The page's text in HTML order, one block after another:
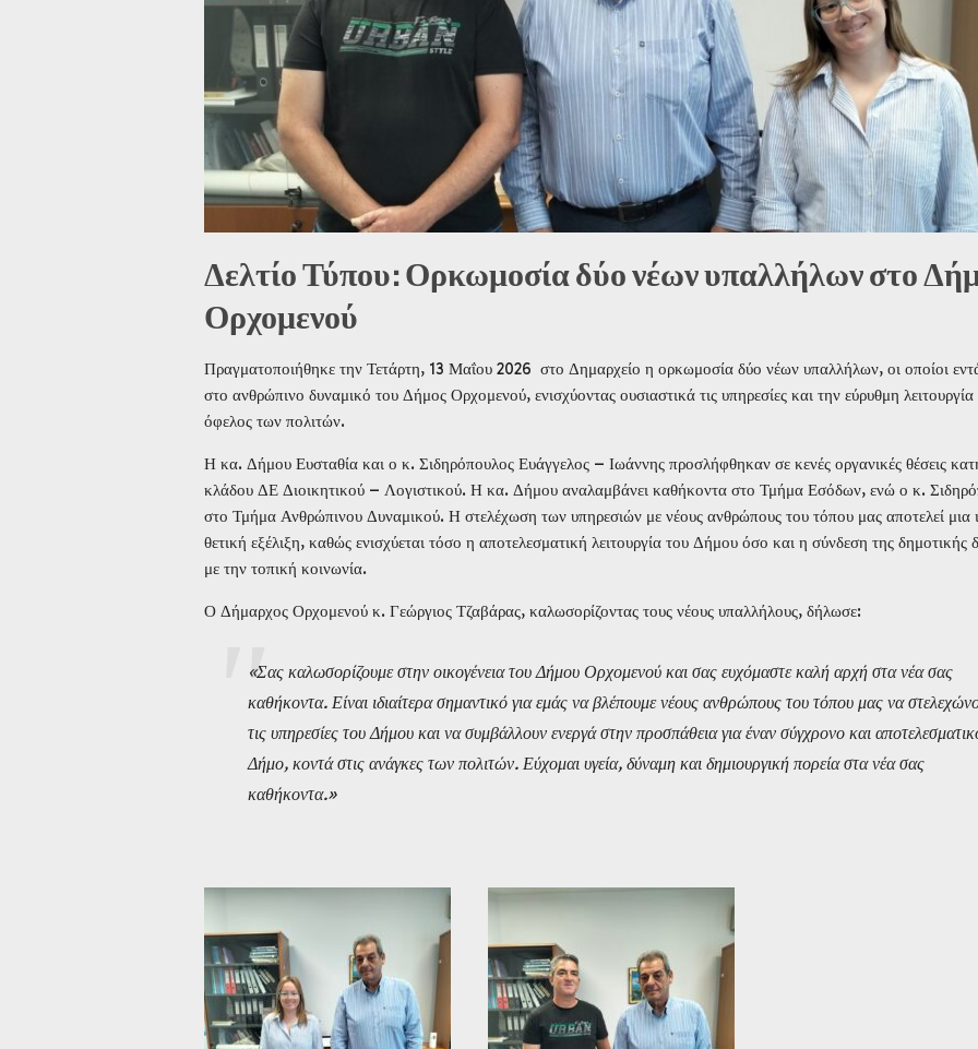
Δελτίο Τύπου: Ορκωμοσία δύο νέων υπαλλήλων στο
Ορχομενού
Πραγματοποιήθηκε την Τετάρτη, 13 Μαΐου 2026 στο Δημαρχείο η ορκωμοσία δύο νέων υπαλλήλων, οι οποίοι
στο ανθρώπινο δυναμικό του Δήμος Ορχομενού, ενισχύοντας ουσιαστικά τις υπηρεσίες και την εύρυθμη
όφελος των πολιτών.
Η κα. Δήμου Ευσταθία και ο κ. Σιδηρόπουλος Ευάγγελος – Ιωάννης προσλήφθηκαν σε κενές οργανικές θέσεις
κλάδου ΔΕ Διοικητικού – Λογιστικού. Η κα. Δήμου αναλαμβάνει καθήκοντα στο Τμήμα Εσόδων, ενώ ο κ.
στο Τμήμα Ανθρώπινου Δυναμικού. Η στελέχωση των υπηρεσιών με νέους ανθρώπους του τόπου μας αποτελεί μια
θετική εξέλιξη, καθώς ενισχύεται τόσο η αποτελεσματική λειτουργία του Δήμου όσο και η σύνδεση της δημοτικής
με την τοπική κοινωνία.
Ο Δήμαρχος Ορχομενού κ. Γεώργιος Τζαβάρας, καλωσορίζοντας τους νέους υπαλλήλους, δήλωσε:
«Σας καλωσορίζουμε στην οικογένεια του Δήμου Ορχομενού και σας ευχόμαστε καλή αρχή στα νέα σας
καθήκοντα. Είναι ιδιαίτερα σημαντικό για εμάς να βλέπουμε νέους ανθρώπους του τόπου μας να
τις υπηρεσίες του Δήμου και να συμβάλλουν ενεργά στην προσπάθεια για έναν σύγχρονο και
Δήμο, κοντά στις ανάγκες των πολιτών. Εύχομαι υγεία, δύναμη και δημιουργική πορεία στα νέα σας
καθήκοντα.»